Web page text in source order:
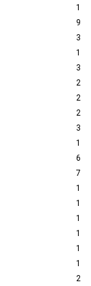
1
9
3
1
3
2
2
2
3
1
6
7
1
1
1
1
1
1
2